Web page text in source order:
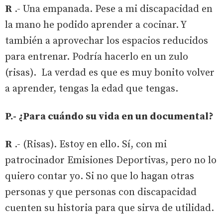
R .- Una empanada. Pese a mi discapacidad en
la mano he podido aprender a cocinar. Y
también a aprovechar los espacios reducidos
para entrenar. Podría hacerlo en un zulo
(risas). La verdad es que es muy bonito volver
a aprender, tengas la edad que tengas.
P.- ¿Para cuándo su vida en un documental?
R .- (Risas). Estoy en ello. Sí, con mi
patrocinador Emisiones Deportivas, pero no lo
quiero contar yo. Si no que lo hagan otras
personas y que personas con discapacidad
cuenten su historia para que sirva de utilidad.